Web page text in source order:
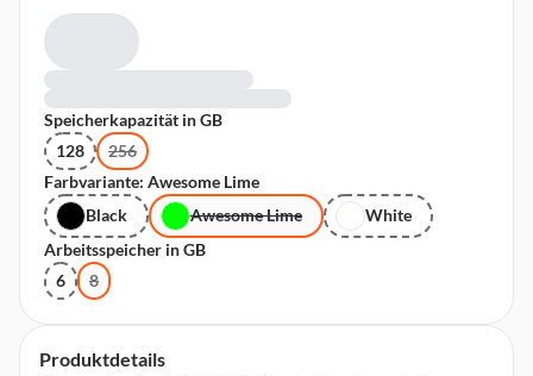
Produktdetails
Speicherkapazität in GB
128
256
Farbvariante: Awesome Lime
Black
Awesome Lime
White
Arbeitsspeicher in GB
6
8